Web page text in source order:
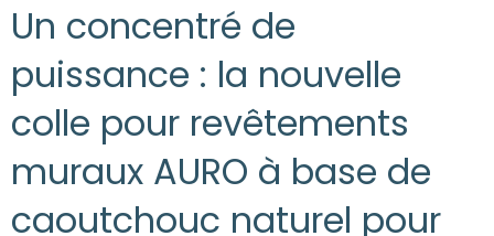
Un concentré de
puissance : la nouvelle
colle pour revêtements
muraux AURO à base de
caoutchouc naturel pour